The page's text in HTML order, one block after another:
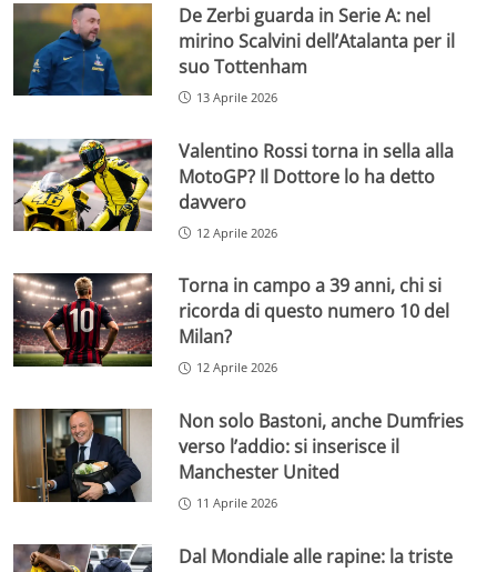
De Zerbi guarda in Serie A: nel
mirino Scalvini dell’Atalanta per il
suo Tottenham
13 Aprile 2026
Valentino Rossi torna in sella alla
MotoGP? Il Dottore lo ha detto
davvero
12 Aprile 2026
Torna in campo a 39 anni, chi si
ricorda di questo numero 10 del
Milan?
12 Aprile 2026
Non solo Bastoni, anche Dumfries
verso l’addio: si inserisce il
Manchester United
11 Aprile 2026
Dal Mondiale alle rapine: la triste